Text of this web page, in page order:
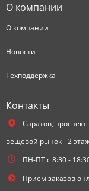
О компании
О компании
Новости
Техподдержка
Контакты
Саратов,
вещевой рынок - 2
ПН-ПТ с 8:30 -
Прием заказов